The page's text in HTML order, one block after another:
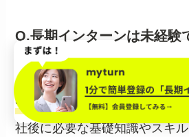
Q.長期インターンは未経験
未経験でも長期インターンに
です。多くの企業が大学生を
社後に必要な基礎知識やスキ